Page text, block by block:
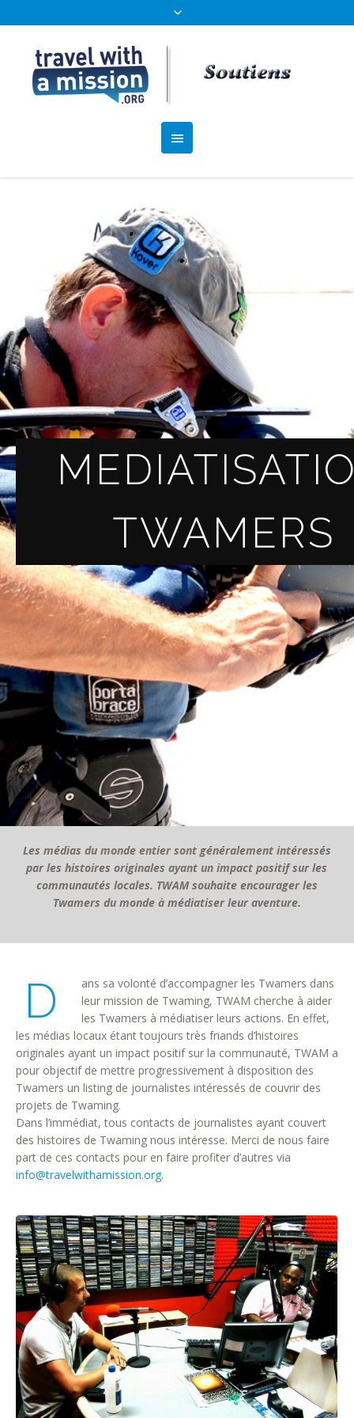
TWAMERS
Les médias du monde entier sont généralement intéressés
par les histoires originales ayant un impact positif sur les
communautés locales. TWAM souhaite encourager les
Twamers du monde à médiatiser leur aventure.
D
ans sa volonté d’accompagner les Twamers dans
leur mission de Twaming, TWAM cherche à aider
les Twamers à médiatiser leurs actions. En effet,
les médias locaux étant toujours très friands d’histoires
originales ayant un impact positif sur la communauté, TWAM a
pour objectif de mettre progressivement à disposition des
Twamers un listing de journalistes intéressés de couvrir des
projets de Twaming.
Dans l’immédiat, tous contacts de journalistes ayant couvert
des histoires de Twaming nous intéresse. Merci de nous faire
part de ces contacts pour en faire profiter d’autres via
info@travelwithamission.org.